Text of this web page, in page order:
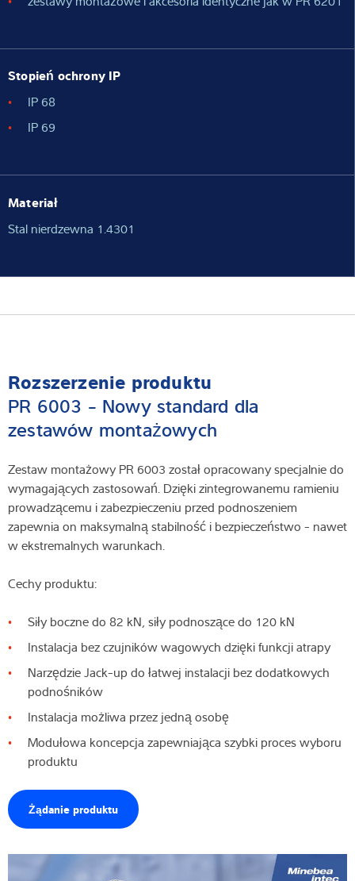
Stopień ochrony IP
IP 68
IP 69
Materiał
Stal nierdzewna 1.4301
Rozszerzenie produktu
PR 6003 - Nowy standard dla
zestawów montażowych
Zestaw montażowy PR 6003 został opracowany specjalnie do
wymagających zastosowań. Dzięki zintegrowanemu ramieniu
prowadzącemu i zabezpieczeniu przed podnoszeniem
zapewnia on maksymalną stabilność i bezpieczeństwo - nawet
w ekstremalnych warunkach.
Cechy produktu:
Siły boczne do 82 kN, siły podnoszące do 120 kN
Instalacja bez czujników wagowych dzięki funkcji atrapy
Narzędzie Jack-up do łatwej instalacji bez dodatkowych
podnośników
Instalacja możliwa przez jedną osobę
Modułowa koncepcja zapewniająca szybki proces wyboru
produktu
Żądanie produktu